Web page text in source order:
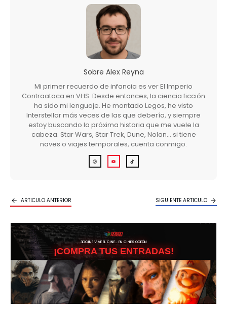
Sobre Alex Reyna
Mi primer recuerdo de infancia es ver El Imperio
Contraataca en VHS. Desde entonces, la ciencia ficción
ha sido mi lenguaje. He montado Legos, he visto
Interstellar más veces de las que debería, y siempre
estoy buscando la próxima historia que me vuele la
cabeza. Star Wars, Star Trek, Dune, Nolan… si tiene
naves o viajes temporales, cuenta conmigo.
ARTICULO ANTERIOR SIGUIENTE ARTICULO
3DCINE VIVE EL CINE… EN CINES ODEÓN
¡COMPRA TUS ENTRADAS!